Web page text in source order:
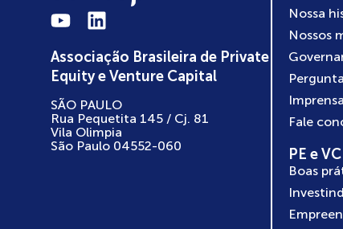
Associação Brasileira de Private
Equity e Venture Capital
SÃO PAULO
Rua Pequetita 145 / Cj. 81
Vila Olimpia
São Paulo 04552-060
Nossa
Nossos
Imprensa
Fale
PE e
Boas